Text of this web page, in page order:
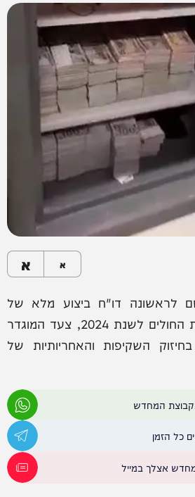
א א
לראשונה דו"ח ביצוע מלא של
מבחני התמיכה לקופות החולים לשנת 2024, צעד המוגדר
השקיפות והאחריותיות של
המחדש
כל הזמן
אצלך במייל